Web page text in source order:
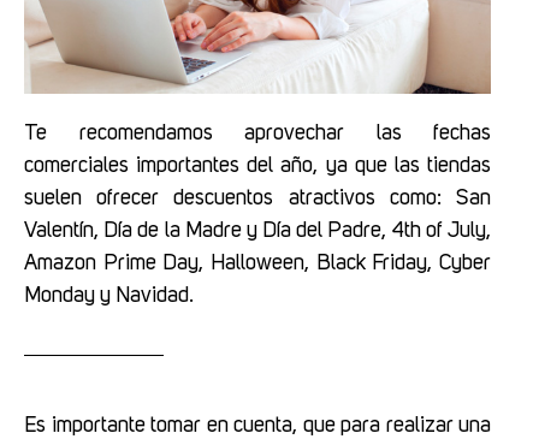
Te recomendamos aprovechar las fechas
comerciales importantes del año, ya que las tiendas
suelen ofrecer descuentos atractivos como: San
Valentín, Día de la Madre y Día del Padre, 4th of July,
Amazon Prime Day, Halloween, Black Friday, Cyber
Monday y Navidad.
Es importante tomar en cuenta, que para realizar una